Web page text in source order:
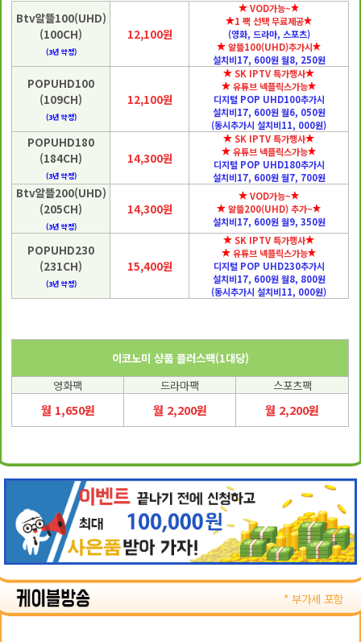
Btv알뜰100(UHD)
(100CH)
(3년 약정)
12,100원
VOD가능~
1 팩 선택 무료제공
(영화, 드라마, 스포츠)
알뜰100(UHD)추가시
설치비17, 600원 월8, 250원
POPUHD100
(109CH)
(3년 약정)
12,100원
SK IPTV 특가행사
유튜브 넥플릭스가능
디지털 POP UHD100추가시
설치비17, 600원 월6, 050원
(동시추가시 설치비11, 000원)
POPUHD180
(184CH)
(3년 약정)
14,300원
SK IPTV 특가행사
유튜브 넥플릭스가능
디지털 POP UHD180추가시
설치비17, 600원 월7, 700원
Btv알뜰200(UHD)
(205CH)
(3년 약정)
14,300원
VOD가능~
알뜰200(UHD) 추가~
설치비17, 600원 월9, 350원
POPUHD230
(231CH)
(3년 약정)
15,400원
SK IPTV 특가행사
유튜브 넥플릭스가능
디지털 POP UHD230추가시
설치비17, 600원 월8, 800원
(동시추가시 설치비11, 000원)
이코노미 상품 플러스팩(1대당)
영화팩
드라마팩 스포츠팩
월 1,650원 월 2,200원 월 2,200원
* 부가세 포함